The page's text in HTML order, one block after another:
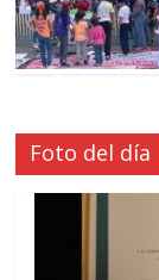
Foto del día